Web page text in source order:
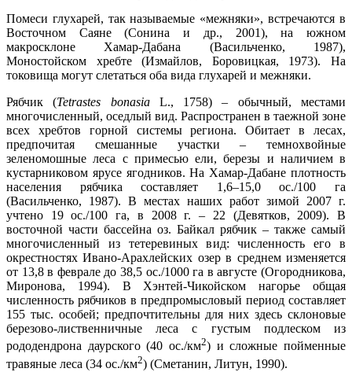
Помеси глухарей, так называемые «межняки», встречаются в
Восточном Саяне (Сонина и др., 2001), на южном
макросклоне Хамар-Дабана (Васильченко, 1987),
Моностойском хребте (Измайлов, Боровицкая, 1973). На
токовища могут слетаться оба вида глухарей и межняки.
Рябчик (Tetrastes bonasiaL., 1758) – обычный, местами
многочисленный, оседлый вид. Распространен в таежной зоне
всех хребтов горной системы региона. Обитает в лесах,
предпочитая смешанные участки – темнохвойные
зеленомошные леса с примесью ели, березы и наличием в
кустарниковом ярусе ягодников. На Хамар-Дабане плотность
населения рябчика составляет 1,6–15,0 ос./100 га
(Васильченко, 1987). В местах наших работ зимой 2007 г.
учтено 19 ос./100 га, в 2008 г. – 22 (Девятков, 2009). В
восточной части бассейна оз. Байкал рябчик – также самый
многочисленный из тетеревиных вид: численность его в
окрестностях Ивано-Арахлейских озер в среднем изменяется
от 13,8 в феврале до 38,5 ос./1000 га в августе (Огородникова,
Миронова, 1994). В Хэнтей-Чикойском нагорье общая
численность рябчиков в предпромысловый период составляет
155 тыс. особей; предпочтительны для них здесь склоновые
березово-лиственничные леса с густым подлеском из
рододендрона даурского (40 ос./км2) и сложные пойменные
травяные леса (34 ос./км2) (Сметанин, Литун, 1990).